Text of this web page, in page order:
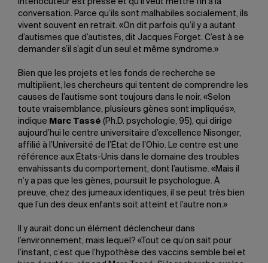
interlocuteur est pressé et qu’il veut mettre fin à la
conversation. Parce qu’ils sont malhabiles socialement, ils
vivent souvent en retrait. «On dit parfois qu’il y a autant
d’autismes que d’autistes, dit Jacques Forget. C’est à se
demander s’il s’agit d’un seul et même syndrome.»
Bien que les projets et les fonds de recherche se
multiplient, les chercheurs qui tentent de comprendre les
causes de l’autisme sont toujours dans le noir. «Selon
toute vraisemblance, plusieurs gènes sont impliqués»,
indique Marc Tassé (Ph.D. psychologie, 95), qui dirige
aujourd’hui le centre universitaire d’excellence Nisonger,
affilié à l’Université de l’État de l’Ohio. Le centre est une
référence aux États-Unis dans le domaine des troubles
envahissants du comportement, dont l’autisme. «Mais il
n’y a pas que les gènes, poursuit le psychologue. À
preuve, chez des jumeaux identiques, il se peut très bien
que l’un des deux enfants soit atteint et l’autre non.»
Il y aurait donc un élément déclencheur dans
l’environnement, mais lequel? «Tout ce qu’on sait pour
l’instant, c’est que l’hypothèse des vaccins semble bel et